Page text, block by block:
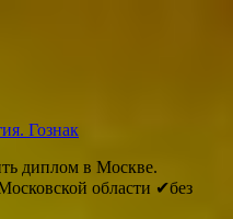
Гознак
диплом в Москве.
области ✔без